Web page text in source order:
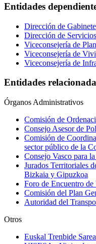
Entidades
Dirección de Gabinete
Dirección de Servicios
Viceconsejería de
Viceconsejería de
Viceconsejería de
Entidades
Órganos Administrativos
Comisión de
Consejo Asesor de
Comisión de
sector público de la
Consejo Vasco para
Jurados Territoriales
Bizkaia y Gipuzkoa
Foro de Encuentro
Comisión del Plan
Autoridad del
Otros
Euskal Trenbide